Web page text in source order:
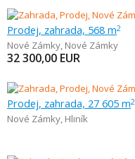
Prodej, zahrada, 568 m2
Nové Zámky, Nové Zámky
32 300,00 EUR
Prodej, zahrada, 27 605 m2
Nové Zámky, Hliník